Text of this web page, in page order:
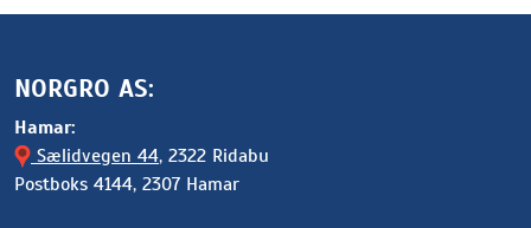
NORGRO AS:
Hamar:
Sælidvegen 44, 2322 Ridabu
Postboks 4144, 2307 Hamar